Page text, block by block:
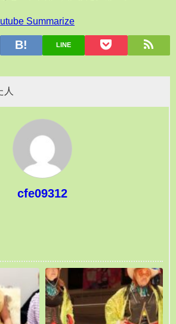
Summarize
LINE
人
cfe09312